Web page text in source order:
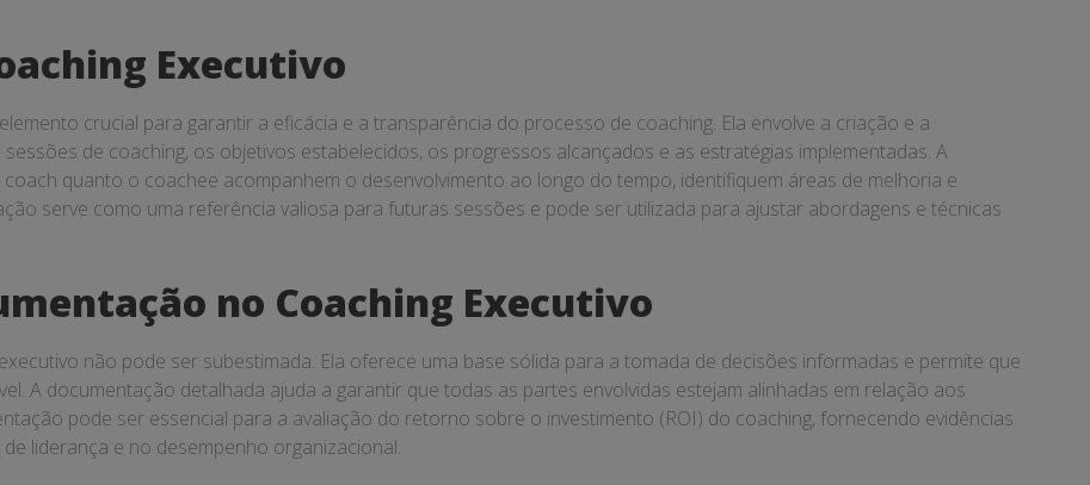
Executivo
crucial para garantir a eficácia e a transparência do processo de coaching. Ela envolve a criação e a
de coaching, os objetivos estabelecidos, os progressos alcançados e as estratégias implementadas. A
quanto o coachee acompanhem o desenvolvimento ao longo do tempo, identifiquem áreas de melhoria e
serve como uma referência valiosa para futuras sessões e pode ser utilizada para ajustar abordagens e técnicas
no Coaching Executivo
não pode ser subestimada. Ela oferece uma base sólida para a tomada de decisões informadas e permite que
A documentação detalhada ajuda a garantir que todas as partes envolvidas estejam alinhadas em relação aos
pode ser essencial para a avaliação do retorno sobre o investimento (ROI) do coaching, fornecendo evidências
liderança e no desempenho organizacional.